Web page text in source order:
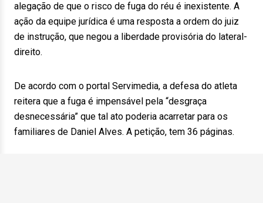
alegação de que o risco de fuga do réu é inexistente. A
ação da equipe jurídica é uma resposta a ordem do juiz
de instrução, que negou a liberdade provisória do lateral-
direito.
De acordo com o portal Servimedia, a defesa do atleta
reitera que a fuga é impensável pela “desgraça
desnecessária” que tal ato poderia acarretar para os
familiares de Daniel Alves. A petição, tem 36 páginas.